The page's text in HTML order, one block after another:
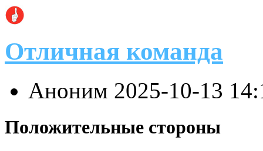
Отличная команда
Аноним 2025-10-13
Положительные стороны